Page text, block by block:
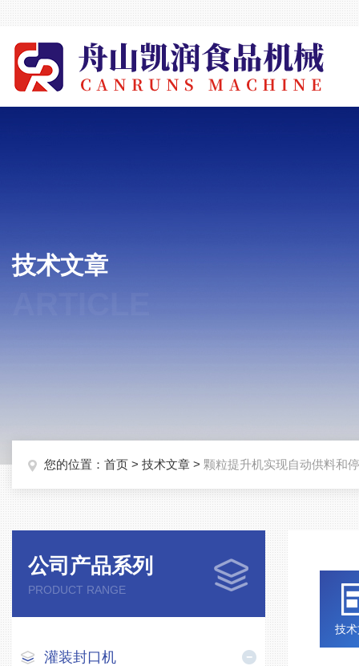
技术文章
您的位置： 首页 > 技术文章 > 颗粒提升机实现自动供料和
公司产品系列
PRODUCT RANGE
灌装封口机
技